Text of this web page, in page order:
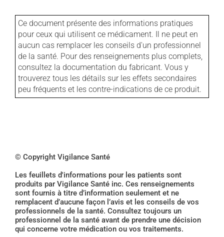
Ce document présente des informations pratiques
pour ceux qui utilisent ce médicament. Il ne peut en
aucun cas remplacer les conseils d'un professionnel
de la santé. Pour des renseignements plus complets,
consultez la documentation du fabricant. Vous y
trouverez tous les détails sur les effets secondaires
peu fréquents et les contre-indications de ce produit.
© Copyright Vigilance Santé
Les feuillets d'informations pour les patients sont
produits par Vigilance Santé inc. Ces renseignements
sont fournis à titre d’information seulement et ne
remplacent d’aucune façon l’avis et les conseils de vos
professionnels de la santé. Consultez toujours un
professionnel de la santé avant de prendre une décision
qui concerne votre médication ou vos traitements.